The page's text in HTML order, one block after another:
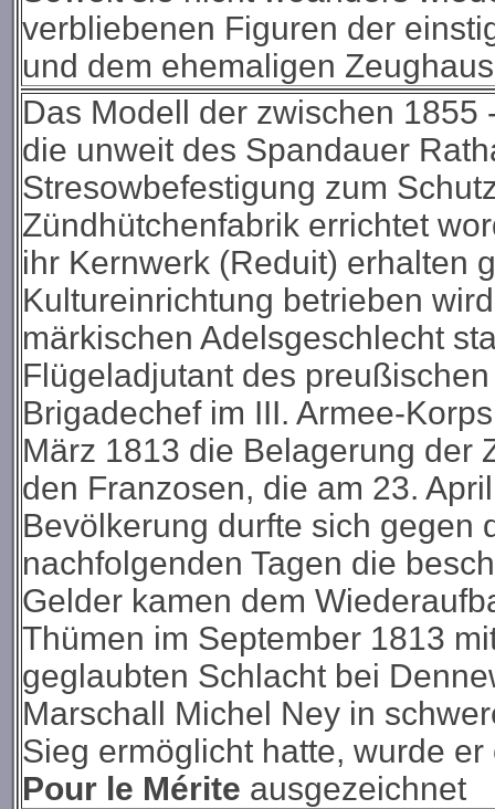
verbliebenen Figuren der
und dem ehemaligen
Das Modell der zwischen 1855
die unweit des Spandauer
Stresowbefestigung zum
Zündhütchenfabrik errichtet
ihr Kernwerk (Reduit)
Kultureinrichtung betrieben
märkischen Adelsgeschlecht
Flügeladjutant des
Brigadechef im III. Armee-
März 1813 die Belagerung der
den Franzosen, die am 23.
Bevölkerung durfte sich
nachfolgenden Tagen die
Gelder kamen dem
Thümen im September 1813
geglaubten Schlacht bei
Marschall Michel Ney in
Sieg ermöglicht hatte, wurde
Pour le Mérite ausgezeichnet